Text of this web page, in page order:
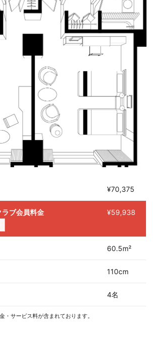
¥70,375
ブ会員料金 ¥59,938
60.5m²
110cm
4名
・サービス料が含まれております。